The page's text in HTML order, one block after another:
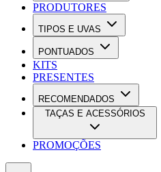
PRODUTORES
TIPOS E UVAS
PONTUADOS
KITS
PRESENTES
RECOMENDADOS
TAÇAS E ACESSÓRIOS
PROMOÇÕES